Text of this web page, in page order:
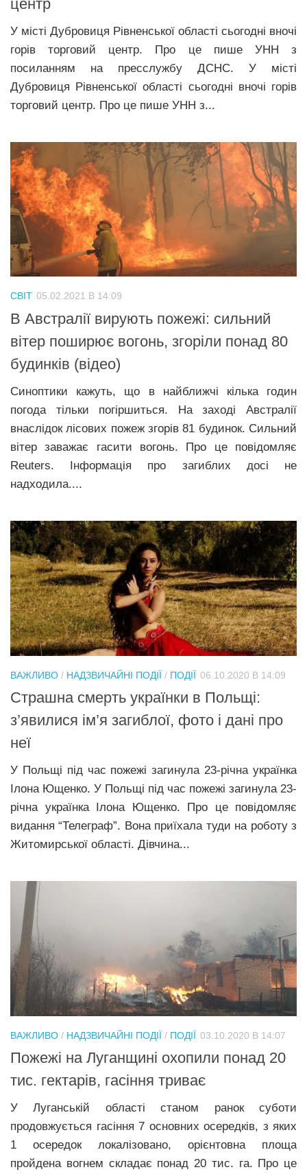
центр
У місті Дубровиця Рівненської області сьогодні вночі
горів торговий центр. Про це пише УНН з
посиланням на пресслужбу ДСНС. У місті
Дубровиця Рівненської області сьогодні вночі горів
торговий центр. Про це пише УНН з...
СВІТ 05.02.2021 В 14:09
В Австралії вирують пожежі: сильний
вітер поширює вогонь, згоріли понад 80
будинків (відео)
Синоптики кажуть, що в найближчі кілька годин
погода тільки погіршиться. На заході Австралії
внаслідок лісових пожеж згорів 81 будинок. Сильний
вітер заважає гасити вогонь. Про це повідомляє
Reuters. Інформація про загиблих досі не
надходила....
ВАЖЛИВО / НАДЗВИЧАЙНІ ПОДІЇ / ПОДІЇ 06.10.2020 В 14:09
Страшна смерть українки в Польщі:
з’явилися ім’я загиблої, фото і дані про
неї
У Польщі під час пожежі загинула 23-річна українка
Ілона Ющенко. У Польщі під час пожежі загинула 23-
річна українка Ілона Ющенко. Про це повідомляє
видання “Телеграф”. Вона приїхала туди на роботу з
Житомирської області. Дівчина...
ВАЖЛИВО / НАДЗВИЧАЙНІ ПОДІЇ / ПОДІЇ 03.10.2020 В 14:07
Пожежі на Луганщині охопили понад 20
тис. гектарів, гасіння триває
У Луганській області станом ранок суботи
продовжується гасіння 7 основних осередків, з яких
1 осередок локалізовано, орієнтовна площа
пройдена вогнем складає понад 20 тис. га. Про це